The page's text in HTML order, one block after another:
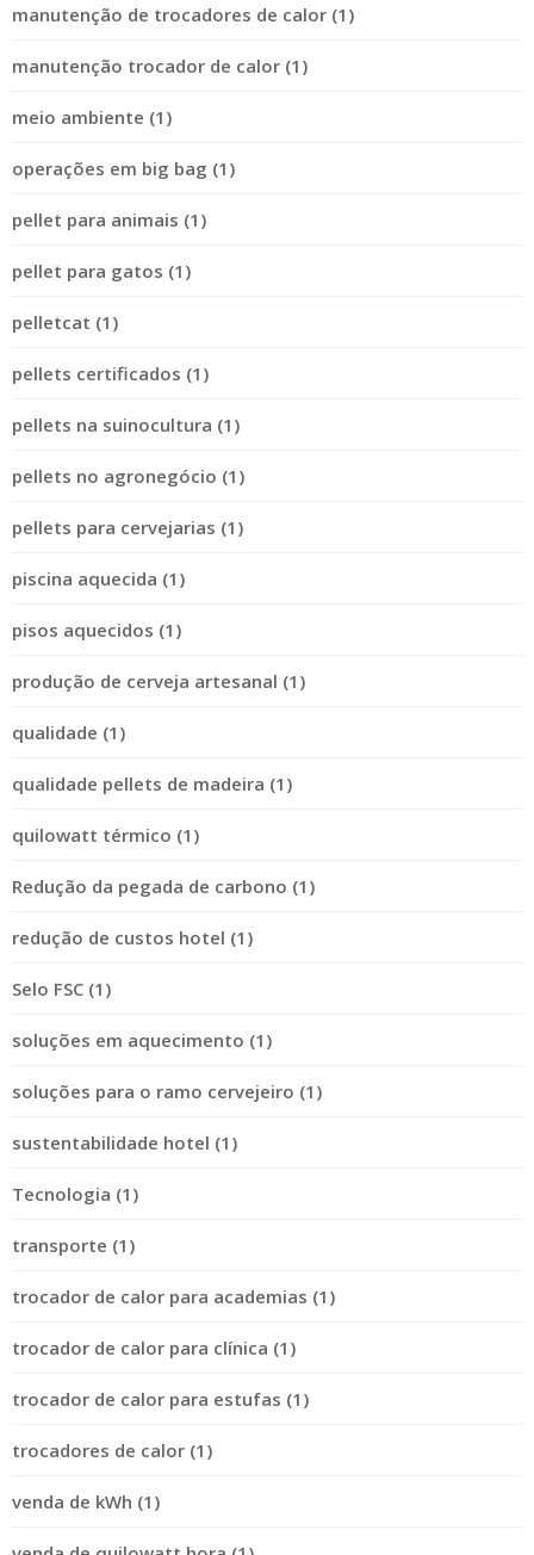
manutenção de trocadores de calor (1)
manutenção trocador de calor (1)
meio ambiente (1)
operações em big bag (1)
pellet para animais (1)
pellet para gatos (1)
pelletcat (1)
pellets certificados (1)
pellets na suinocultura (1)
pellets no agronegócio (1)
pellets para cervejarias (1)
piscina aquecida (1)
pisos aquecidos (1)
produção de cerveja artesanal (1)
qualidade (1)
qualidade pellets de madeira (1)
quilowatt térmico (1)
Redução da pegada de carbono (1)
redução de custos hotel (1)
Selo FSC (1)
soluções em aquecimento (1)
soluções para o ramo cervejeiro (1)
sustentabilidade hotel (1)
Tecnologia (1)
transporte (1)
trocador de calor para academias (1)
trocador de calor para clínica (1)
trocador de calor para estufas (1)
trocadores de calor (1)
venda de kWh (1)